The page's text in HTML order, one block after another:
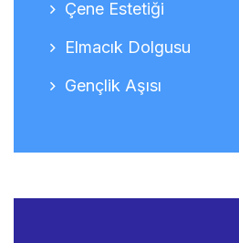
Çene Estetiği
Elmacık Dolgusu
Gençlik Aşısı